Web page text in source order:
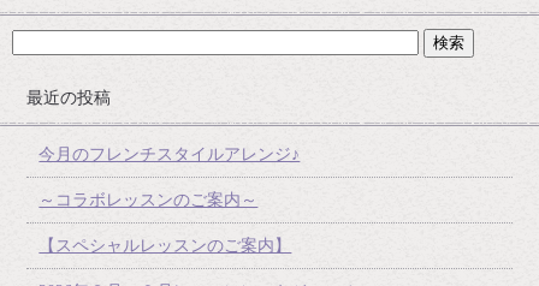
最近の投稿
今月のフレンチスタイルアレンジ♪
～コラボレッスンのご案内～
【スペシャルレッスンのご案内】